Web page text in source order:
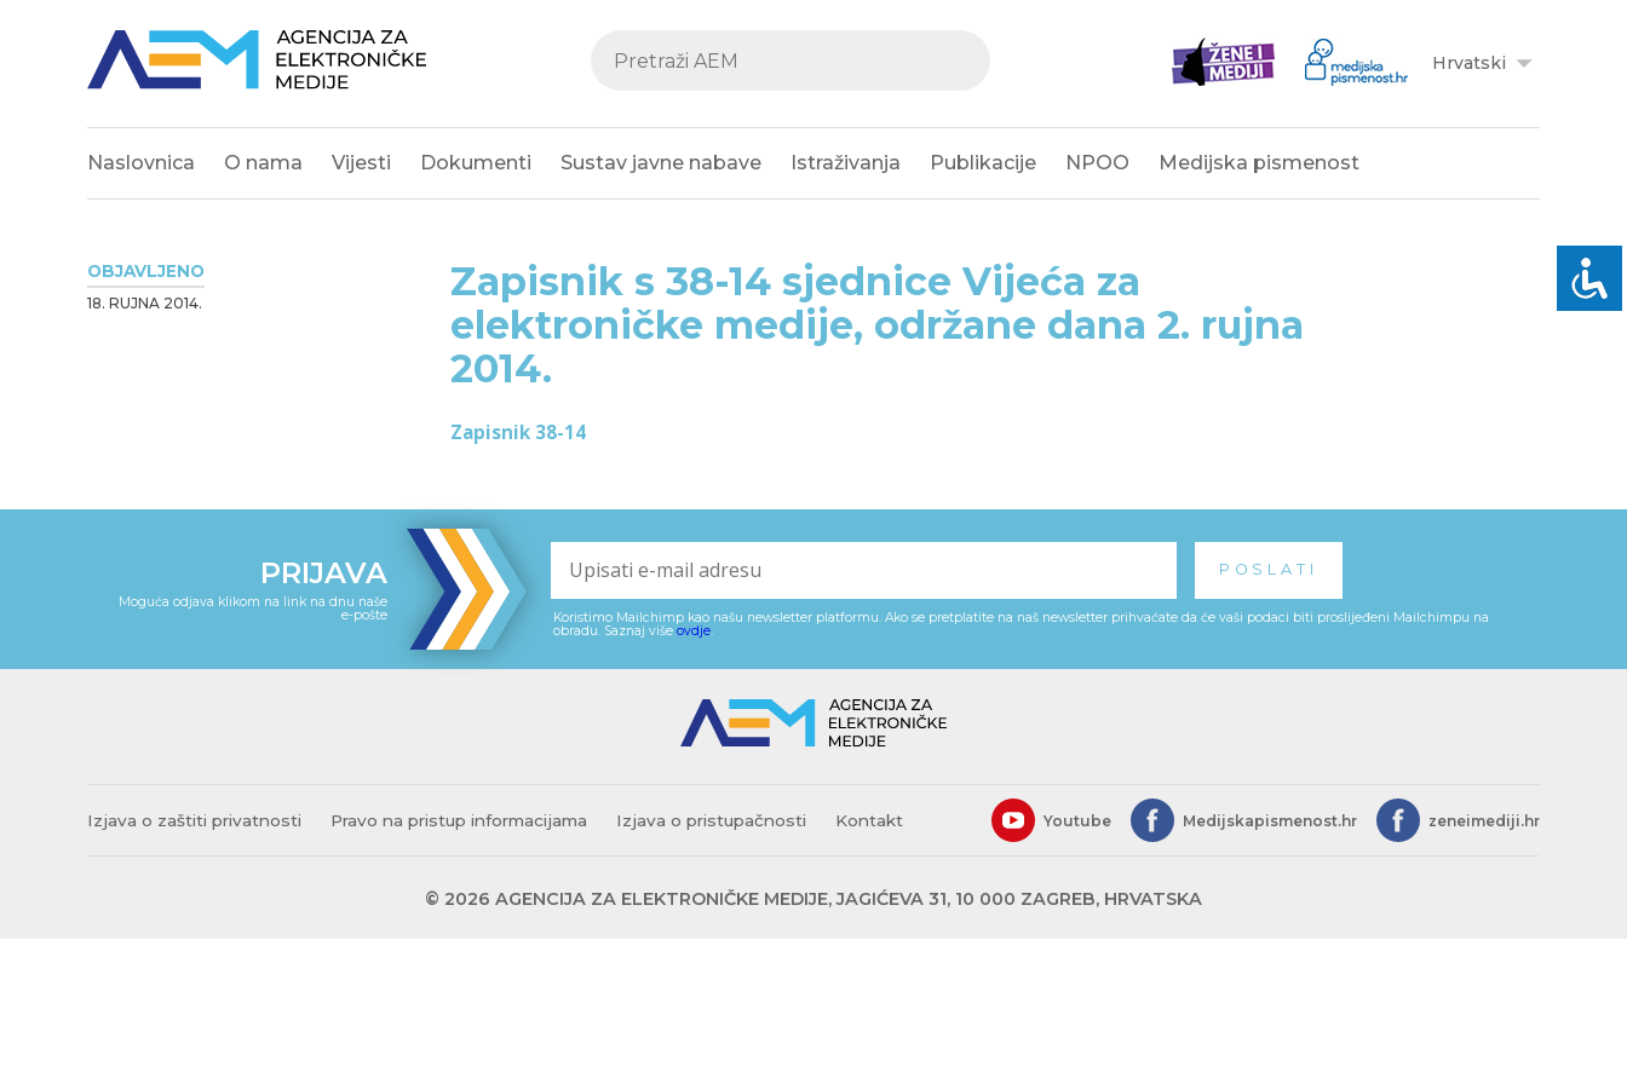
Hrvatski
Naslovnica O nama Vijesti Dokumenti Sustav javne nabave Istraživanja Publikacije NPOO Medijska pismenost
OBJAVLJENO
18. RUJNA 2014.
Zapisnik s 38-14 sjednice Vijeća za
elektroničke medije, održane dana 2. rujna
2014.
Zapisnik 38-14
PRIJAVA
Moguća odjava klikom na link na dnu naše
e-pošte
Koristimo Mailchimp kao našu newsletter platformu. Ako se pretplatite na naš newsletter prihvaćate da će vaši podaci biti proslijeđeni Mailchimpu na
obradu. Saznaj više ovdje.
Izjava o zaštiti privatnosti Pravo na pristup informacijama Izjava o pristupačnosti Kontakt Youtube Medijskapismenost.hr zeneimediji.hr
© 2026 AGENCIJA ZA ELEKTRONIČKE MEDIJE, JAGIĆEVA 31, 10 000 ZAGREB, HRVATSKA